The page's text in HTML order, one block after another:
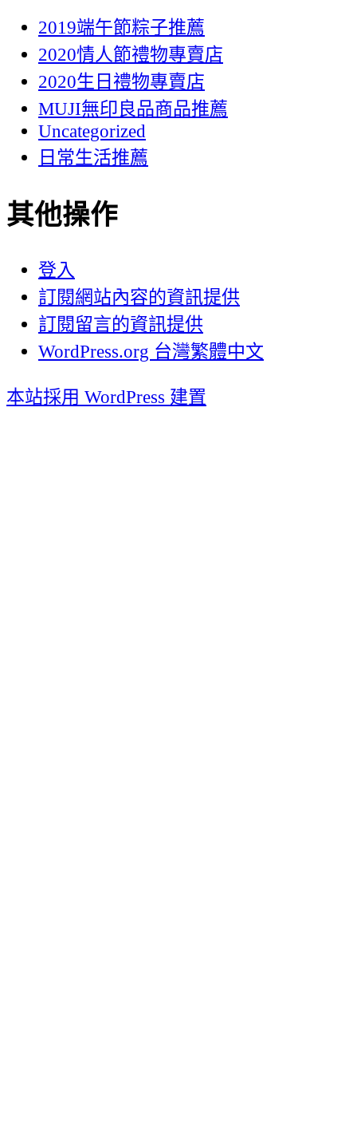
2019端午節粽子推薦
2020情人節禮物專賣店
2020生日禮物專賣店
MUJI無印良品商品推薦
Uncategorized
日常生活推薦
其他操作
登入
訂閱網站內容的資訊提供
訂閱留言的資訊提供
WordPress.org 台灣繁體中文
本站採用 WordPress 建置